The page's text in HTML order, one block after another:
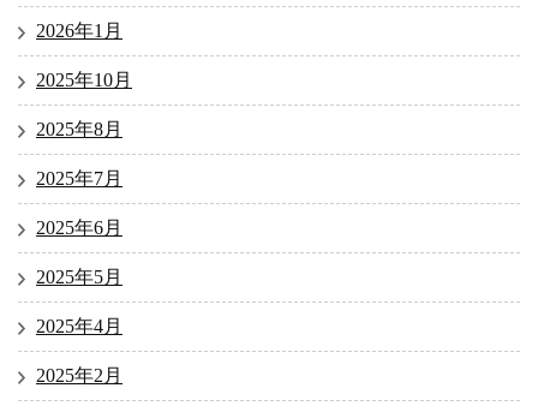
2026年1月
2025年10月
2025年8月
2025年7月
2025年6月
2025年5月
2025年4月
2025年2月